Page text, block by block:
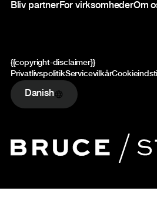
Bliv partnerFor virksomhederOm
{{copyright-disclaimer}}
PrivatlivspolitikServicevilkår
Danish